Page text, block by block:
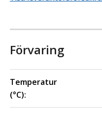
Förvaring
Temperatur
(°C):